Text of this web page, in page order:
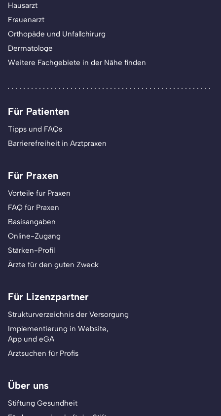
Hausarzt
Frauenarzt
Orthopäde und Unfallchirurg
Dermatologe
Weitere Fachgebiete in der Nähe finden
Für Patienten
Tipps und FAQs
Barrierefreiheit in Arztpraxen
Für Praxen
Vorteile für Praxen
FAQ für Praxen
Basisangaben
Online-Zugang
Stärken-Profil
Ärzte für den guten Zweck
Für Lizenzpartner
Strukturverzeichnis der Versorgung
Implementierung in Website,
App und eGA
Arztsuchen für Profis
Über uns
Stiftung Gesundheit